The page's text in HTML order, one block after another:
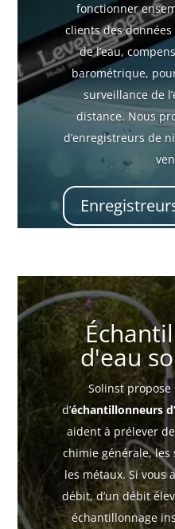
fonctionner
clients des
de l’eau,
barométrique,
surveillance de
distance. Nous
d’enregistreurs de
d'eau
Solinst
d’échantillonneurs
aident à prélever
chimie générale, les
les métaux. Si vous
débit, d’un débit
échantillonnage